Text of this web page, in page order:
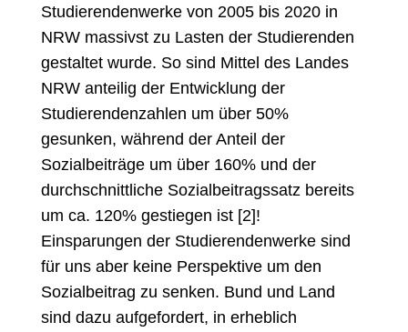
Studierendenwerke von 2005 bis 2020 in
NRW massivst zu Lasten der Studierenden
gestaltet wurde. So sind Mittel des Landes
NRW anteilig der Entwicklung der
Studierendenzahlen um über 50%
gesunken, während der Anteil der
Sozialbeiträge um über 160% und der
durchschnittliche Sozialbeitragssatz bereits
um ca. 120% gestiegen ist [2]!
Einsparungen der Studierendenwerke sind
für uns aber keine Perspektive um den
Sozialbeitrag zu senken. Bund und Land
sind dazu aufgefordert, in erheblich